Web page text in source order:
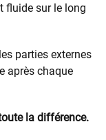
fluide sur le long
parties externes
après chaque
la différence.